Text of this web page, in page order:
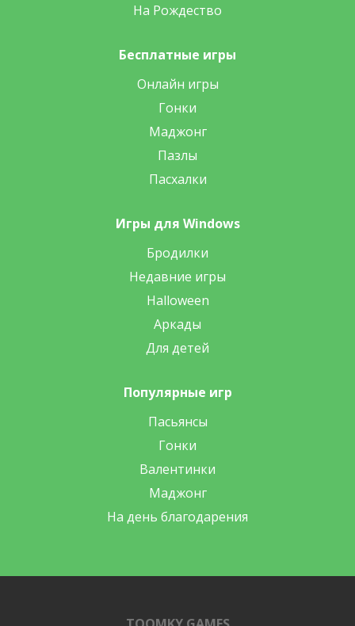
На Рождество
Бесплатные игры
Онлайн игры
Гонки
Маджонг
Пазлы
Пасхалки
Игры для Windows
Бродилки
Недавние игры
Halloween
Аркады
Для детей
Популярные игр
Пасьянсы
Гонки
Валентинки
Маджонг
На день благодарения